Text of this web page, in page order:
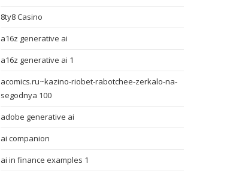
8ty8 Casino
a16z generative ai
a16z generative ai 1
acomics.ru~kazino-riobet-rabotchee-zerkalo-na-
segodnya 100
adobe generative ai
ai companion
ai in finance examples 1